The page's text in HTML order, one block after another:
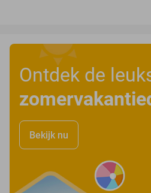
Ontdek de
Bekijk nu